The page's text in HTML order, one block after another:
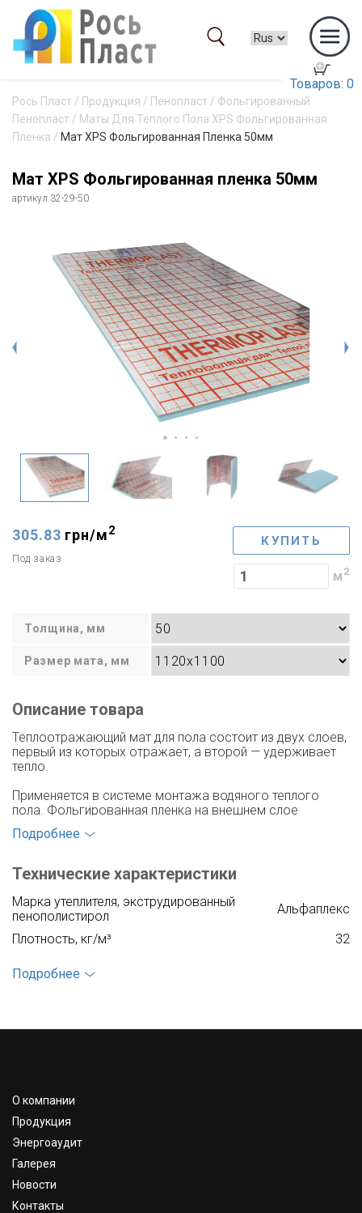
Товаров: 0
Рось Пласт / Продукция / Пенопласт / Фольгированный
Пенопласт / Маты Для Теплого Пола XPS Фольгированная
Пленка / Мат XPS Фольгированная Пленка 50мм
Мат XPS Фольгированная пленка 50мм
артикул 32-29-50
305.83 грн/м2
Под заказ
КУПИТЬ
м 2
Толщина, мм
Размер мата, мм
Описание товара
Теплоотражающий мат для пола состоит из двух слоев,
первый из которых отражает, а второй — удерживает
тепло.
Применяется в системе монтажа водяного теплого
пола. Фольгированная пленка на внешнем слое
защищает утеплитель от намокания и обладает
водоотталкивающими свойствами, что позволяет
потери своих полезных качеств.
Пенополистирол или пенопласт, расположенный внутри,
имеет поры, наполненные воздухом. Это наделяет
материал превосходными теплоизоляционными
свойствами, делает его пластичным и долговечным.
Подробнее
Технические характеристики
Марка утеплителя, экструдированный
пенополистирол
Альфаплекс
Плотность, кг/м³
32
Подробнее
О компании
Продукция
Энергоаудит
Галерея
Новости
Контакты